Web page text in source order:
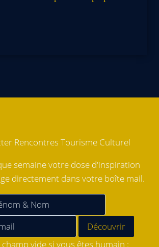
Rencontres Tourisme Culturel
semaine votre dose d'inspiration
directement dans votre boîte mail.
champ vide si vous êtes humain :